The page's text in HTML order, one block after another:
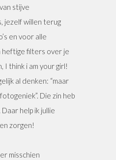
stijve
jezelf willen terug
en voor alle
heftige filters over je
I think i am your girl!
al denken: “maar
Die zin heb
help ik jullie
zorgen!
misschien